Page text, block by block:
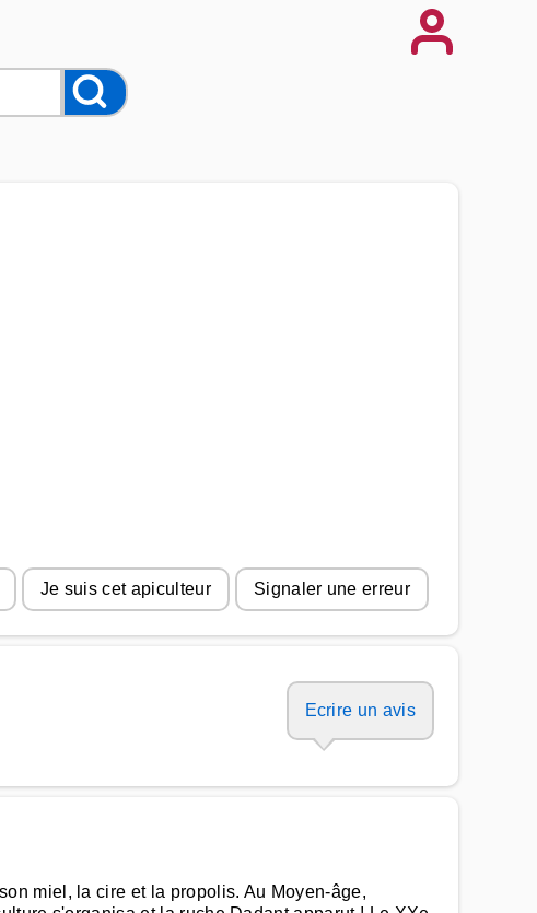
Je suis cet apiculteur Signaler une erreur
Ecrire un avis
miel, la cire et la propolis. Au Moyen-âge,